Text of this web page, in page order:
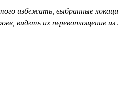
избежать, выбранные
видеть их перевоплощение